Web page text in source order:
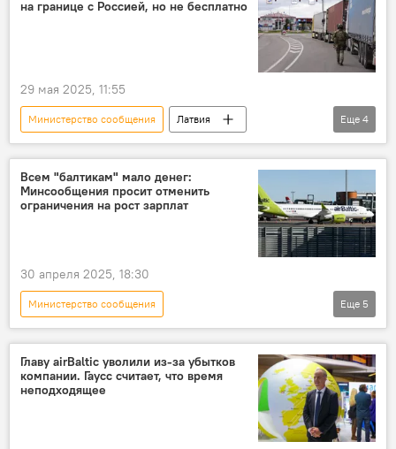
на границе с Россией, но не бесплатно
29 мая 2025, 11:55
Министерство сообщения
Латвия
Россия
граница
Беларусь
очередь
Атис Швинка
Еще 4
Всем "балтикам" мало денег:
Минсообщения просит отменить
ограничения на рост зарплат
30 апреля 2025, 18:30
Министерство сообщения
Новости экономики Латвии
airBaltic
Rail Baltica
Эдгарс Ринкевичс
оплата труда
Еще 5
Главу airBaltic уволили из-за убытков
компании. Гаусс считает, что время
неподходящее